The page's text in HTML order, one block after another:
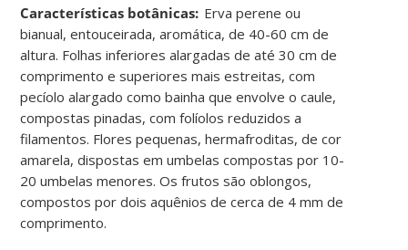
Características botânicas: Erva perene ou
bianual, entouceirada, aromática, de 40-60 cm de
altura. Folhas inferiores alargadas de até 30 cm de
comprimento e superiores mais estreitas, com
pecíolo alargado como bainha que envolve o caule,
compostas pinadas, com folíolos reduzidos a
filamentos. Flores pequenas, hermafroditas, de cor
amarela, dispostas em umbelas compostas por 10-
20 umbelas menores. Os frutos são oblongos,
compostos por dois aquênios de cerca de 4 mm de
comprimento.